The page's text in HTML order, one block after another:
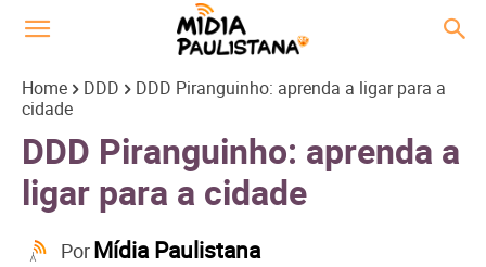
Home DDD
DDD Piranguinho: aprenda a ligar para a
cidade
DDD Piranguinho: aprenda a
ligar para a cidade
PorMídia Paulistana